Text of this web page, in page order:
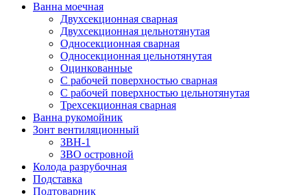
Ванна моечная
Двухсекционная сварная
Двухсекционная цельнотянутая
Односекционная сварная
Односекционная цельнотянутая
Оцинкованные
С рабочей поверхностью сварная
С рабочей поверхностью цельнотянутая
Трехсекционная сварная
Ванна рукомойник
Зонт вентиляционный
ЗВН-1
ЗВО островной
Колода разрубочная
Подставка
Подтоварник